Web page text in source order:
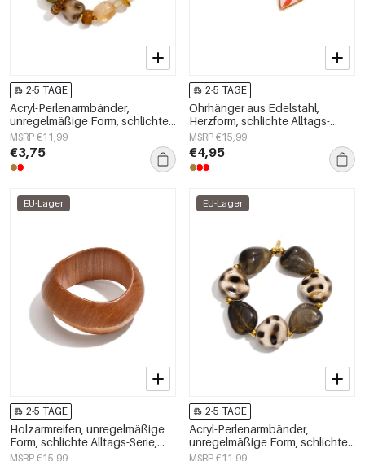
2-5 TAGE
Acryl-Perlenarmbänder,
unregelmäßige Form, schlichte
Alltagsserie, Damenschmuck
MSRP €11,99
€3,75
2-5 TAGE
Ohrhänger aus Edelstahl,
Herzform, schlichte Alltags-
Serie, Damenschmuck
MSRP €15,99
€4,95
EU-Lager
2-5 TAGE
Holzarmreifen, unregelmäßige
Form, schlichte Alltags-Serie,
Damenschmuck
MSRP €15,99
EU-Lager
2-5 TAGE
Acryl-Perlenarmbänder,
unregelmäßige Form, schlichte
Alltagsserie, Damenschmuck
MSRP €11,99